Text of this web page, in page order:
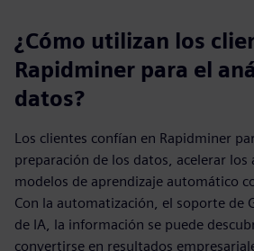
¿Cómo utilizan los
Rapidminer para el
datos?
Los clientes confían en Rapidminer
preparación de los datos, acelerar los
modelos de aprendizaje automático
Con la automatización, el soporte de
de IA, la información se puede
convertirse en resultados